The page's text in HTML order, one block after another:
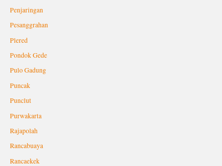
Penjaringan
Pesanggrahan
Plered
Pondok Gede
Pulo Gadung
Puncak
Punclut
Purwakarta
Rajapolah
Rancabuaya
Rancaekek